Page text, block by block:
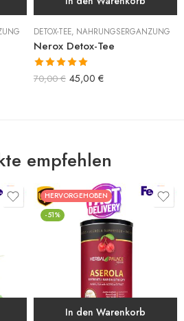
DETOX-TEE, NAHRUNGSERGÄNZUNG
Nerox Detox-Tee
Bewertet mit
70,00€ 45,00 €
empfehlen
HERVORGEHOBEN
-51%
In den Warenkorb